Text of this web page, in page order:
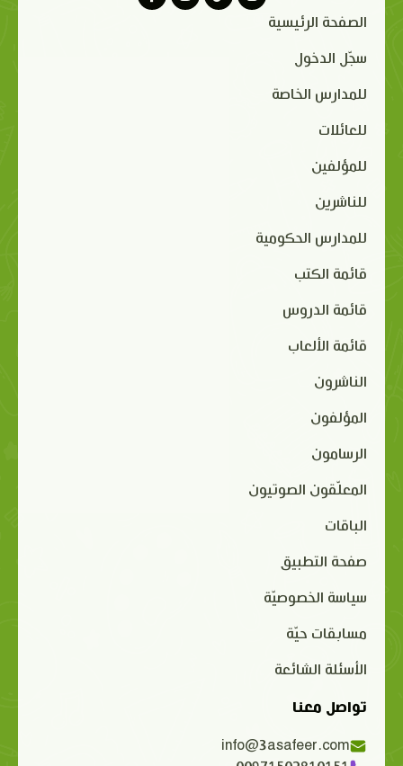
الصفحة الرئيسية
سجّل الدخول
للمدارس الخاصة
للعائلات
للمؤلفين
للناشرين
للمدارس الحكومية
قائمة الكتب
قائمة الدروس
قائمة الألعاب
الناشرون
المؤلفون
الرسامون
المعلّقون الصوتيون
الباقات
صفحة التطبيق
سياسة الخصوصيّة
مسابقات حيّة
الأسئلة الشائعة
تواصل معنا
info@3asafeer.com